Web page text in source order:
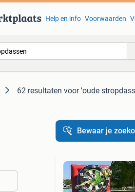
Help en info Voorwaarden
62 resultaten voor 'oude
Bewaar je